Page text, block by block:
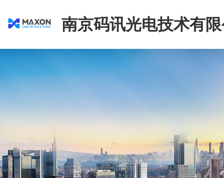
南京码讯光电技术有